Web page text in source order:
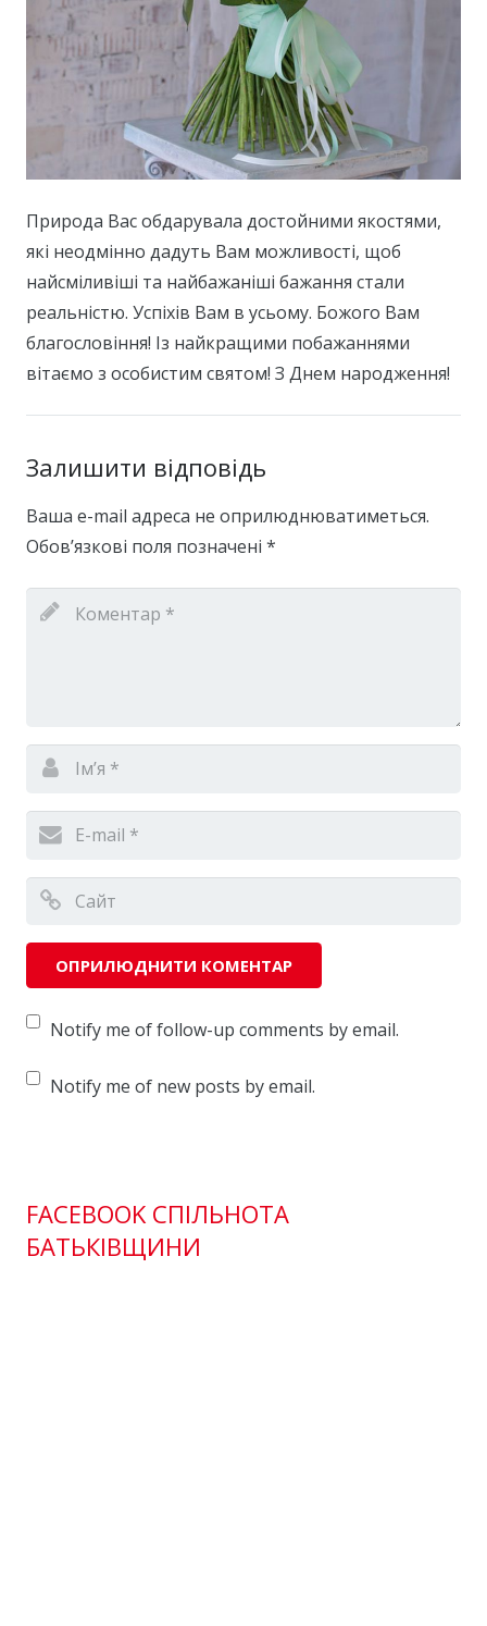
Природа Вас обдарувала достойними якостями,
які неодмінно дадуть Вам можливості, щоб
найсміливіші та найбажаніші бажання стали
реальністю. Успіхів Вам в усьому. Божого Вам
благословіння! Із найкращими побажаннями
вітаємо з особистим святом! З Днем народження!
Залишити відповідь
Ваша e-mail адреса не оприлюднюватиметься.
Обов’язкові поля позначені *
Notify me of follow-up comments by email.
Notify me of new posts by email.
FACEBOOK СПІЛЬНОТА
БАТЬКІВЩИНИ